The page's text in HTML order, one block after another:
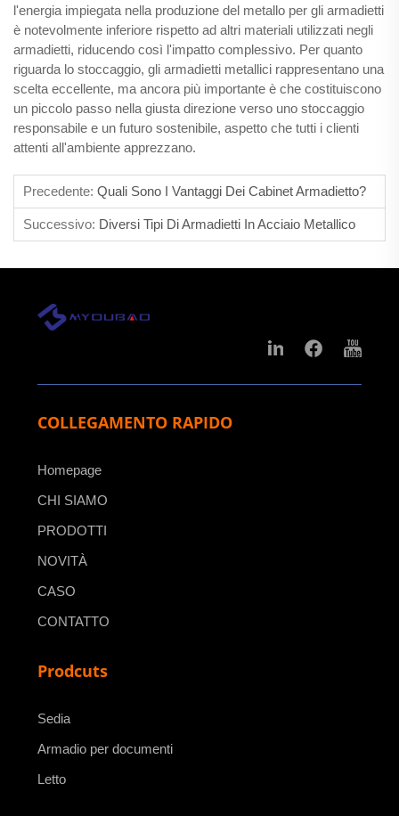
l'energia impiegata nella produzione del metallo per gli armadietti
è notevolmente inferiore rispetto ad altri materiali utilizzati negli
armadietti, riducendo così l'impatto complessivo. Per quanto
riguarda lo stoccaggio, gli armadietti metallici rappresentano una
scelta eccellente, ma ancora più importante è che costituiscono
un piccolo passo nella giusta direzione verso uno stoccaggio
responsabile e un futuro sostenibile, aspetto che tutti i clienti
attenti all'ambiente apprezzano.
Precedente: Quali Sono I Vantaggi Dei Cabinet Armadietto?
Successivo: Diversi Tipi Di Armadietti In Acciaio Metallico
COLLEGAMENTO RAPIDO
Homepage
CHI SIAMO
PRODOTTI
NOVITÀ
CASO
CONTATTO
Prodcuts
Sedia
Armadio per documenti
Letto